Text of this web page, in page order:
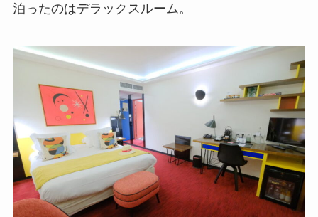
泊ったのはデラックスルーム。